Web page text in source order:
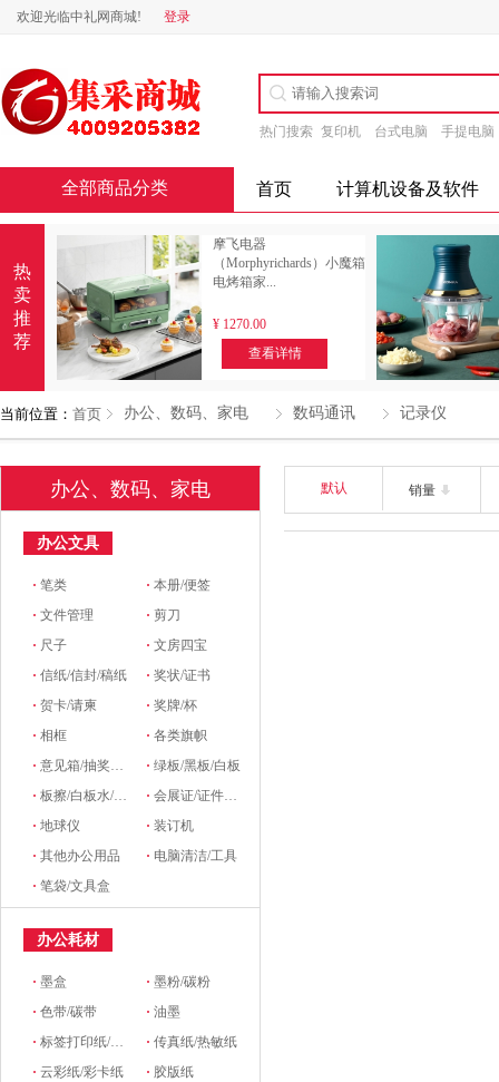
欢迎光临中礼网商城! 登录
热门搜索 复印机 台式电脑 手提电脑
全部商品分类 首页 计算机设备及软件
热
卖
推
荐
摩飞电器
（Morphyrichards）小魔箱
电烤箱家...
¥ 1270.00
查看详情
当前位置： 首页 办公、数码、家电 数码通讯 记录仪
办公、数码、家电
办公文具
·笔类 ·本册/便签
·文件管理 ·剪刀
· 尺子 ·文房四宝
·信纸/信封/稿纸 ·奖状/证书
·贺卡/请柬 ·奖牌/杯
·相框 ·各类旗帜
·意见箱/抽奖箱/信件箱 ·绿板/黑板/白板
·板擦/白板水/磁粒/磁吸 ·会展证/证件卡/卡套挂绳/席位牌
·地球仪 ·装订机
·其他办公用品 · 电脑清洁/工具
·笔袋/文具盒
办公耗材
·墨盒 ·墨粉/碳粉
·色带/碳带 ·油墨
·标签打印纸/条码纸/收银纸 ·传真纸/热敏纸
·云彩纸/彩卡纸 · 胶版纸
默认 销量